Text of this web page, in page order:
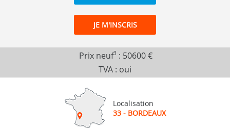
JE M'INSCRIS
Prix neuf3 : 50600 €
TVA : oui
Localisation
33 - BORDEAUX